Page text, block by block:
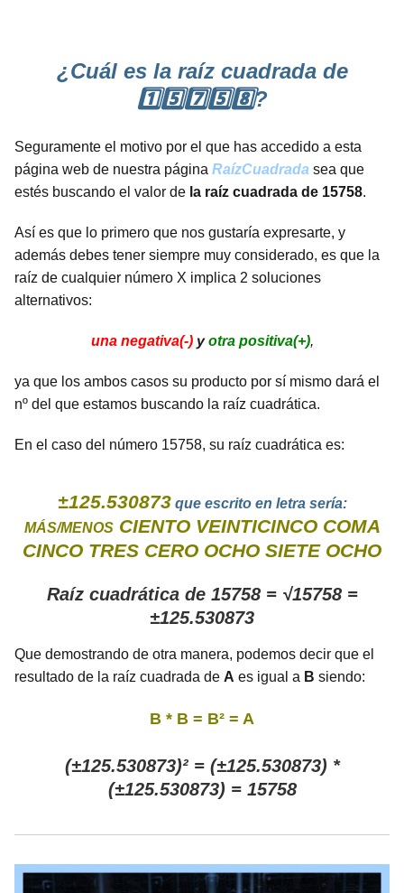
¿Cuál es la raíz cuadrada de
1️⃣5️⃣7️⃣5️⃣8️⃣?
Seguramente el motivo por el que has accedido a esta
página web de nuestra página RaízCuadrada sea que
estés buscando el valor de la raíz cuadrada de 15758.
Así es que lo primero que nos gustaría expresarte, y
además debes tener siempre muy considerado, es que la
raíz de cualquier número X implica 2 soluciones
alternativos:
una negativa(-)yotra positiva(+),
ya que los ambos casos su producto por sí mismo dará el
nº del que estamos buscando la raíz cuadrática.
En el caso del número 15758, su raíz cuadrática es:
±125.530873que escrito en letra sería:
MÁS/MENOS CIENTO VEINTICINCO COMA
CINCO TRES CERO OCHO SIETE OCHO
Raíz cuadrática de 15758 = √15758 =
±125.530873
Que demostrando de otra manera, podemos decir que el
resultado de la raíz cuadrada de A es igual a B siendo:
B * B = B² = A
(±125.530873)² = (±125.530873) *
(±125.530873) = 15758